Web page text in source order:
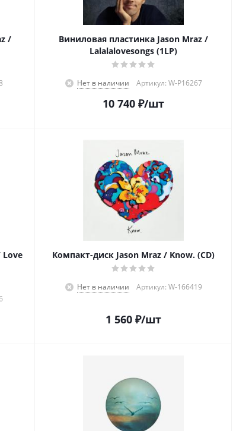
/
Виниловая пластинка Jason Mraz /
Lalalalovesongs (1LP)
Нет в наличии Артикул: W-P16267
10 740 ₽/шт
Love
Компакт-диск Jason Mraz / Know. (CD)
Нет в наличии Артикул: W-166419
1 560 ₽/шт